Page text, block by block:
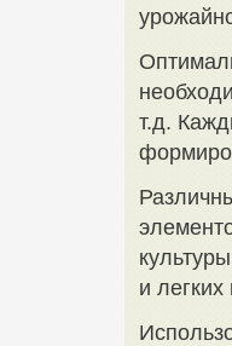
т.д.
и